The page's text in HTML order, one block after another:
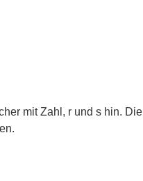
mit Zahl, r und s hin. Die